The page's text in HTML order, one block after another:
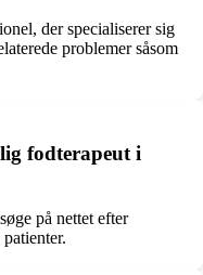
der specialiserer sig
problemer såsom
fodterapeut i
på nettet efter